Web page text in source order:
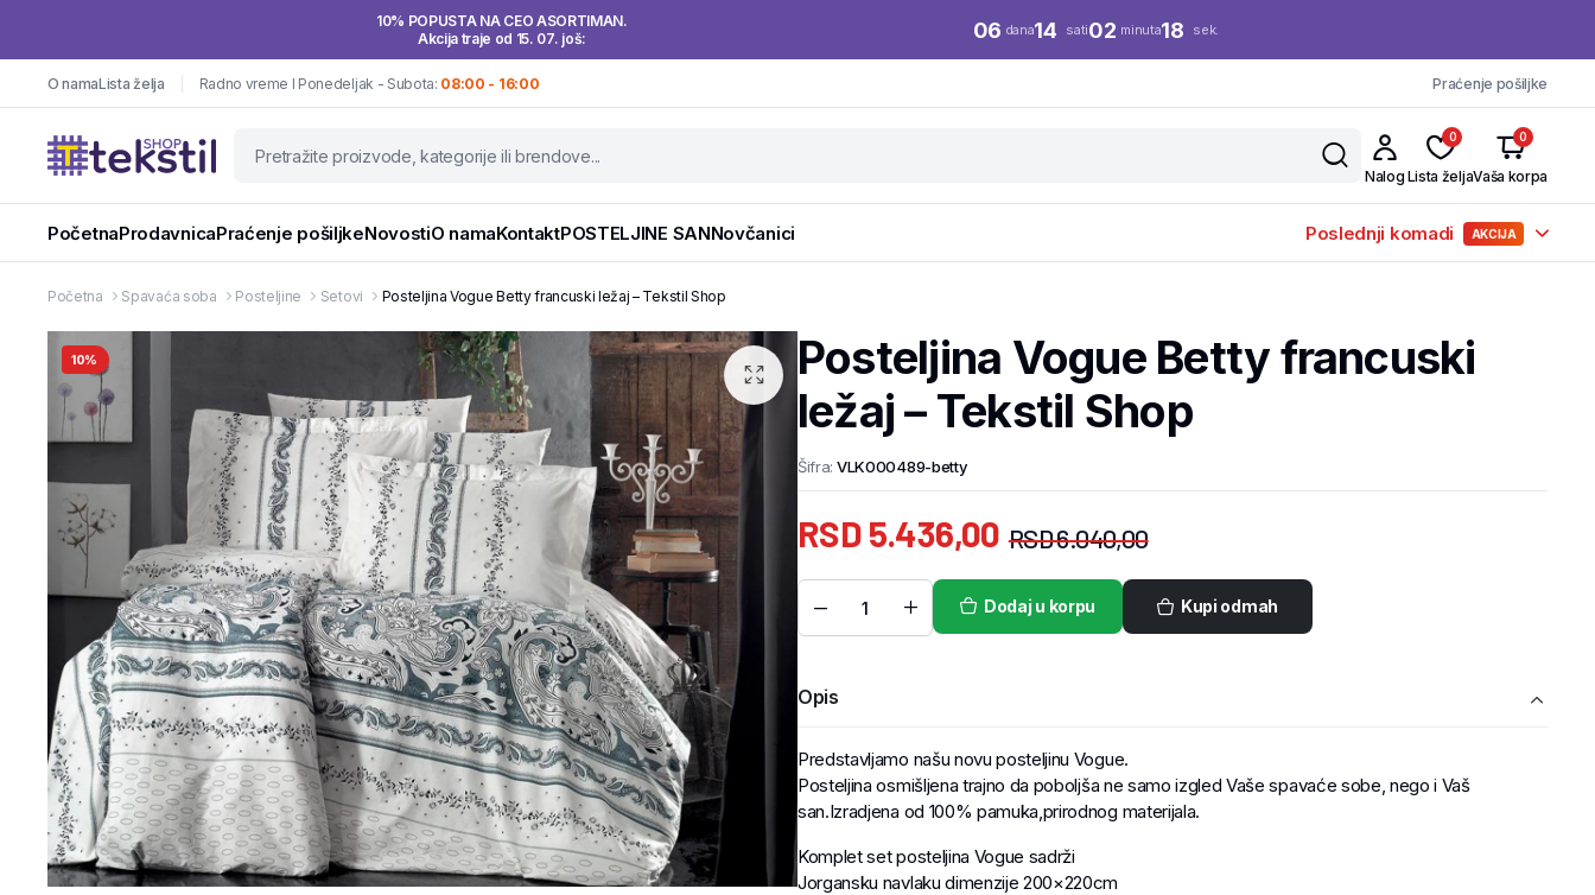
10% POPUSTA NA CEO ASORTIMAN.
Akcija traje od 15. 07. još:
06 dana14 sati02 minuta17 sek.
O namaLista želja Radno vreme I Ponedeljak - Subota: 08:00 - 16:00 Praćenje pošiljke
Nalog
0
Lista želja
0
Vaša korpa
PočetnaProdavnicaPraćenje pošiljkeNovostiO namaKontaktPOSTELJINE SANNovčanici Poslednji komadi AKCIJA
Početna Spavaća soba Posteljine Setovi Posteljina Vogue Betty francuski ležaj – Tekstil Shop
10%
Posteljina Vogue Betty francuski
ležaj – Tekstil Shop
Šifra: VLK000489-betty
RSD6.040,00
RSD5.436,00
Dodaj u korpu Kupi odmah
Opis
Predstavljamo našu novu posteljinu Vogue.
Posteljina osmišljena trajno da poboljša ne samo izgled Vaše spavaće sobe, nego i Vaš
san.Izradjena od 100% pamuka,prirodnog materijala.
Komplet set posteljina Vogue sadrži
Jorgansku navlaku dimenzije 200×220cm